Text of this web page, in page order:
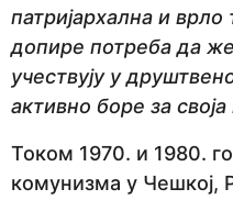
патријархална и
допире потреба да
учествују у
активно боре за своја
Током 1970. и 1980.
комунизма у Чешкој,